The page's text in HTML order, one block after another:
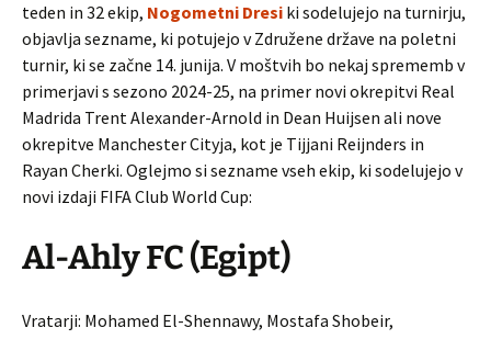
teden in 32 ekip, Nogometni Dresi ki sodelujejo na turnirju,
objavlja sezname, ki potujejo v Združene države na poletni
turnir, ki se začne 14. junija. V moštvih bo nekaj sprememb v
primerjavi s sezono 2024-25, na primer novi okrepitvi Real
Madrida Trent Alexander-Arnold in Dean Huijsen ali nove
okrepitve Manchester Cityja, kot je Tijjani Reijnders in
Rayan Cherki. Oglejmo si sezname vseh ekip, ki sodelujejo v
novi izdaji FIFA Club World Cup:
Al-Ahly FC (Egipt)
Vratarji: Mohamed El-Shennawy, Mostafa Shobeir,